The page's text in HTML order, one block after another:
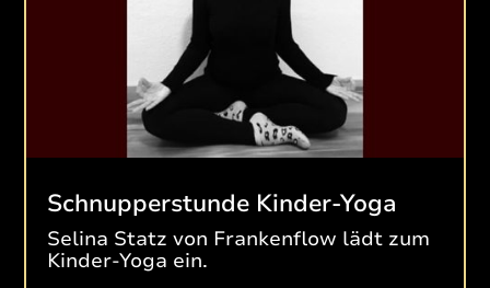
Schnupperstunde Kinder-Yoga
Selina Statz von Frankenflow lädt zum
Kinder-Yoga ein.